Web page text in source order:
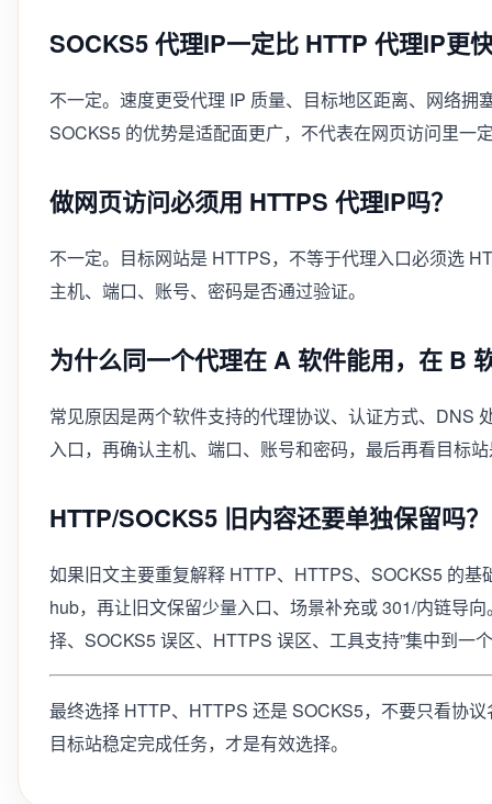
SOCKS5 代理IP一定比 HTTP 代理IP更
不一定。速度更受代理 IP 质量、目标地区距离、网络拥
SOCKS5 的优势是适配面更广，不代表在网页访问里一
做网页访问必须用 HTTPS 代理IP吗？
不一定。目标网站是 HTTPS，不等于代理入口必须选
主机、端口、账号、密码是否通过验证。
为什么同一个代理在 A 软件能用，在 B
常见原因是两个软件支持的代理协议、认证方式、DNS
入口，再确认主机、端口、账号和密码，最后再看目标
HTTP/SOCKS5 旧内容还要单独保留吗？
如果旧文主要重复解释 HTTP、HTTPS、SOCKS5 的基
hub，再让旧文保留少量入口、场景补充或 301/内链导
择、SOCKS5 误区、HTTPS 误区、工具支持”集中到一
最终选择 HTTP、HTTPS 还是 SOCKS5，不要只看协
目标站稳定完成任务，才是有效选择。